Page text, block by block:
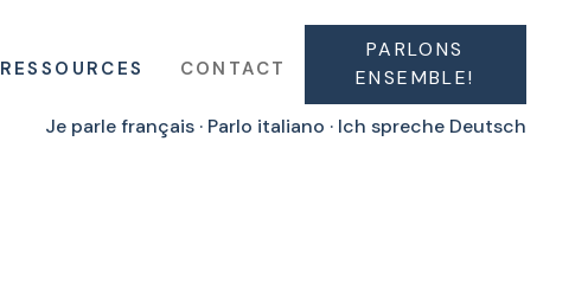
RESSOURCES CONTACT
PARLONS
ENSEMBLE!
Je parle français · Parlo italiano · Ich spreche Deutsch